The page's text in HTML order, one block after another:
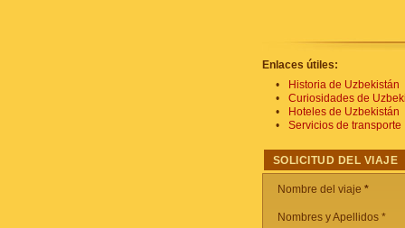
Enlaces útiles:
Historia de Uzbekistán
Curiosidades de
Hoteles de Uzbekistán
Servicios de transporte
SOLICITUD DEL VIAJE
Nombre del viaje *
Nombres y Apellidos *